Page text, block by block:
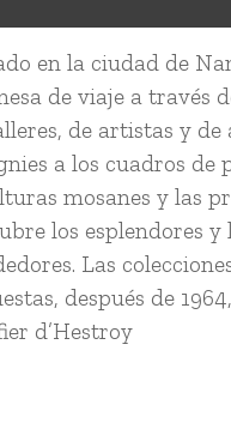
en la ciudad de
de viaje a través
de artistas y de
a los cuadros
mosanes y las
los esplendores
Las
después de
d’Hestroy